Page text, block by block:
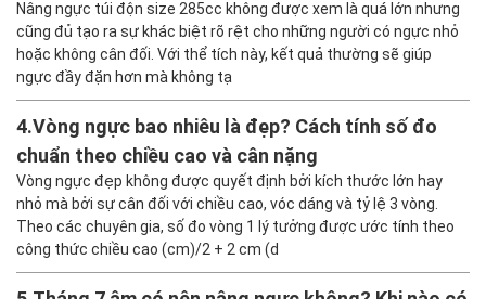
cao, có khả năng chịu
3.Nâng Ngực Size 285 Có Lớn Không? Những Dáng
Người Phù Hợp Size 285
Nâng ngực túi độn size 285cc không được xem là quá lớn nhưng
cũng đủ tạo ra sự khác biệt rõ rệt cho những người có ngực nhỏ
hoặc không cân đối. Với thể tích này, kết quả thường sẽ giúp
ngực đầy đặn hơn mà không tạ
4.Vòng ngực bao nhiêu là đẹp? Cách tính số đo
chuẩn theo chiều cao và cân nặng
Vòng ngực đẹp không được quyết định bởi kích thước lớn hay